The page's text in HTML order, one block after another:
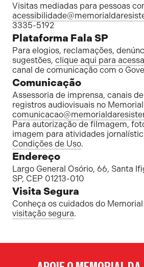
Visitas mediadas para pessoas
3335-5192
Plataforma Fala SP
Para elogios, reclamações,
sugestões, clique aqui para
canal de comunicação com o
Comunicação
Assessoria de imprensa, canais
registros audiovisuais no Memorial
Para autorização de filmagem,
imagem para atividades
Condições de Uso.
Endereço
Largo General Osório, 66, Santa
SP, CEP 01213-010
Visita Segura
Conheça os cuidados do
visitação segura.